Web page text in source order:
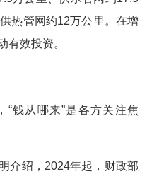
热管网约12万公里。在增
有效投资。
钱从哪来”是各方关注焦
介绍，2024年起，财政部